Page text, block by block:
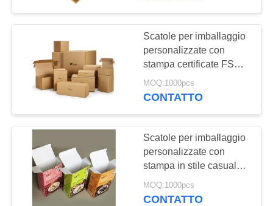
DI
QUALITÀ
CONTATTO
STATI
UNITI
RICHIEDA
UNA
CITAZIONE
Scatole per imballaggio
personalizzate con
stampa certificate FSC
Scatole di cartone su
misura per soddisfare
MOQ:1000pcs
CONTATTO
Scatole per imballaggio
personalizzate con
stampa in stile casual
che incorporano un
vassoio interno in
MOQ:1000pcs
CONTATTO